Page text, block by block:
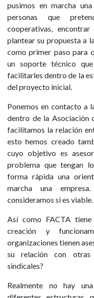
pusimos en marcha
personas que
cooperativas,
plantear su propuesta a
como primer paso para
un soporte técnico
facilitarles dentro de la
del proyecto inicial.
Ponemos en contacto a
dentro de la Asociación
facilitamos la relación
esto hemos creado
cuyo objetivo es
problema que tengan
forma rápida una
marcha una
consideramos si es viable.
Así como FACTA
creación y
organizaciones tienen
su relación con otras
sindicales?
Realmente no hay